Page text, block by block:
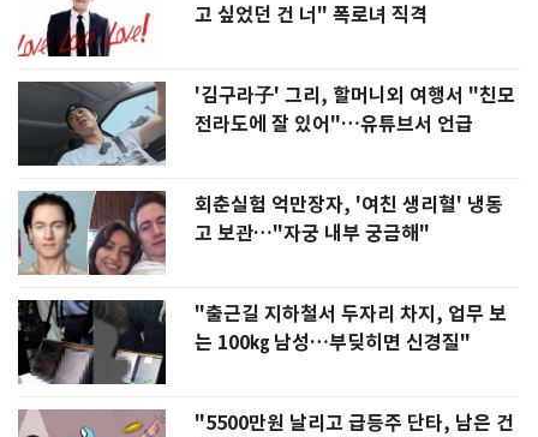
고 싶었던 건 너" 폭로녀 직격
'김구라子' 그리, 할머니외 여행서 "친모
전라도에 잘 있어"…유튜브서 언급
회춘실험 억만장자, '여친 생리혈' 냉동
고 보관…"자궁 내부 궁금해"
"출근길 지하철서 두자리 차지, 업무 보
는 100㎏ 남성…부딪히면 신경질"
"5500만원 날리고 급등주 단타, 남은 건